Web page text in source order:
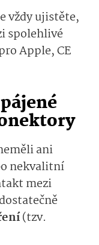
vždy ujistěte,
spolehlivé
Apple, CE
ani
nekvalitní
mezi
(tzv.